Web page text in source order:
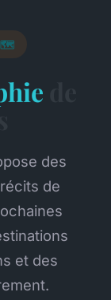
🗺️
des
de
et des